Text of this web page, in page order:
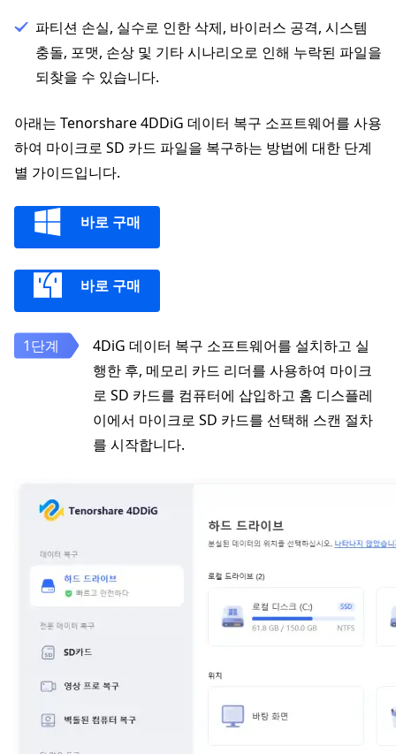
파티션 손실, 실수로 인한 삭제, 바이러스 공격, 시스템
충돌, 포맷, 손상 및 기타 시나리오로 인해 누락된 파일을
되찾을 수 있습니다.
아래는 Tenorshare 4DDiG 데이터 복구 소프트웨어를 사용
하여 마이크로 SD 카드 파일을 복구하는 방법에 대한 단계
별 가이드입니다.
바로 구매
바로 구매
4DiG 데이터 복구 소프트웨어를 설치하고 실
행한 후, 메모리 카드 리더를 사용하여 마이크
로 SD 카드를 컴퓨터에 삽입하고 홈 디스플레
이에서 마이크로 SD 카드를 선택해 스캔 절차
를 시작합니다.